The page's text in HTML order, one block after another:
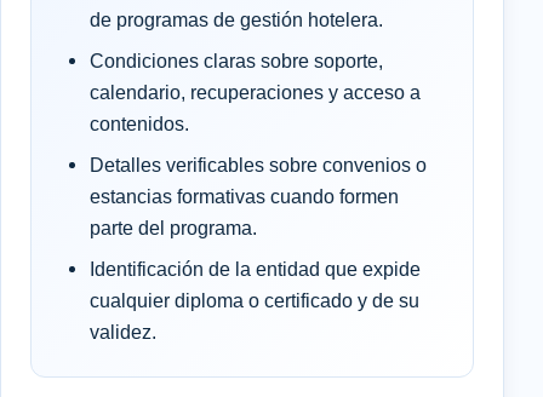
de programas de gestión hotelera.
Condiciones claras sobre soporte,
calendario, recuperaciones y acceso a
contenidos.
Detalles verificables sobre convenios o
estancias formativas cuando formen
parte del programa.
Identificación de la entidad que expide
cualquier diploma o certificado y de su
validez.